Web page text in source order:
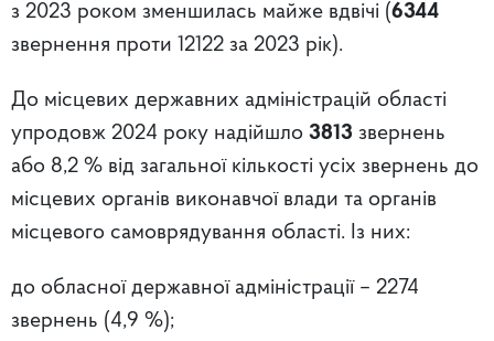
з 2023 роком зменшилась майже вдвічі (6344
звернення проти 12122 за 2023 рік).
До місцевих державних адміністрацій області
упродовж 2024 року надійшло 3813 звернень
або 8,2 % від загальної кількості усіх звернень до
місцевих органів виконавчої влади та органів
місцевого самоврядування області. Із них:
до обласної державної адміністрації – 2274
звернень (4,9 %);